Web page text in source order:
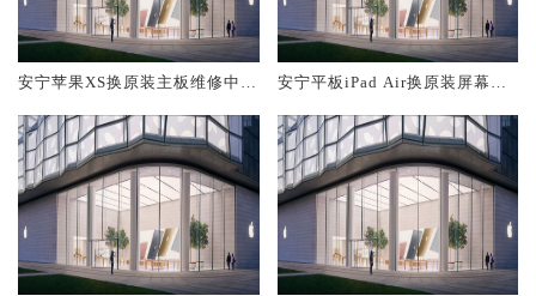
安宁苹果XS换原装主板维修中心
安宁平板iPad Air换原装屏幕服